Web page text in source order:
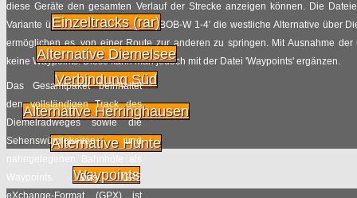
19.07
2014
NRW-Radtour: 1.000
verrückte Radler rocken
das Lennetal
vonRadpilot.de
18.07
2014
NRW Radtour: Der Start
in Plettenberg
vonRadpilot.de | Views35
diese Geräte den gesamten Verlauf der Strecke anzeigen können. Die
Variante über Vechta, die Dateien ‘BOB-W 1-4′ die westliche Alternative über
ermöglichen es, von einer Route zur anderen zu springen. Mit Ausnahme
keine Waypoints. Diese kann man jedoch mit der Datei 'Waypoints' ergänzen.
Verbindung Süd
Alternative Herringhausen
Alternative Hunte
Waypoints
Einzeltracks (rar)
Alternative Diemelsee
Das Gesamtpaket beinhaltet
den vollständigen Track des
Diemelradweges sowie die
Sehenswürdigkeiten und
nahegelegenen Bahnhöfe als
Waypoints. Das GPS
eXchange-Format (GPX) ist